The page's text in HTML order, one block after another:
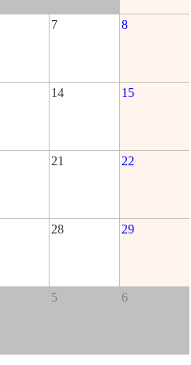
7 8
14 15
21 22
28 29
5 6